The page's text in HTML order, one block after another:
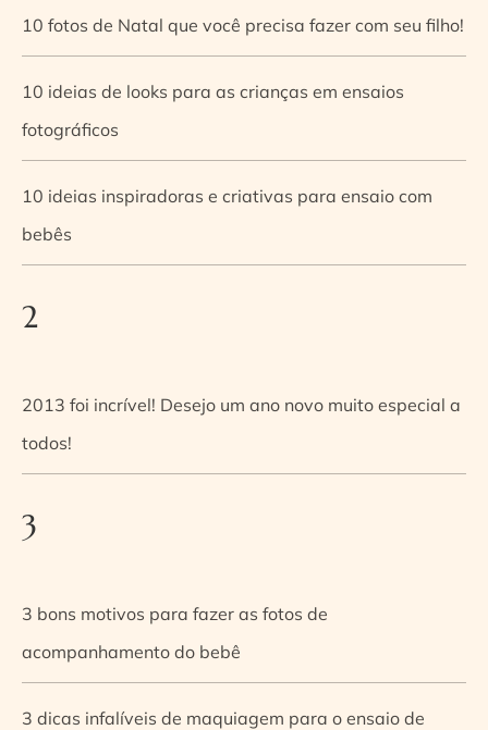
10 fotos de Natal que você precisa fazer com seu filho!
10 ideias de looks para as crianças em ensaios
fotográficos
10 ideias inspiradoras e criativas para ensaio com
bebês
2
2013 foi incrível! Desejo um ano novo muito especial a
todos!
3
3 bons motivos para fazer as fotos de
acompanhamento do bebê
3 dicas infalíveis de maquiagem para o ensaio de